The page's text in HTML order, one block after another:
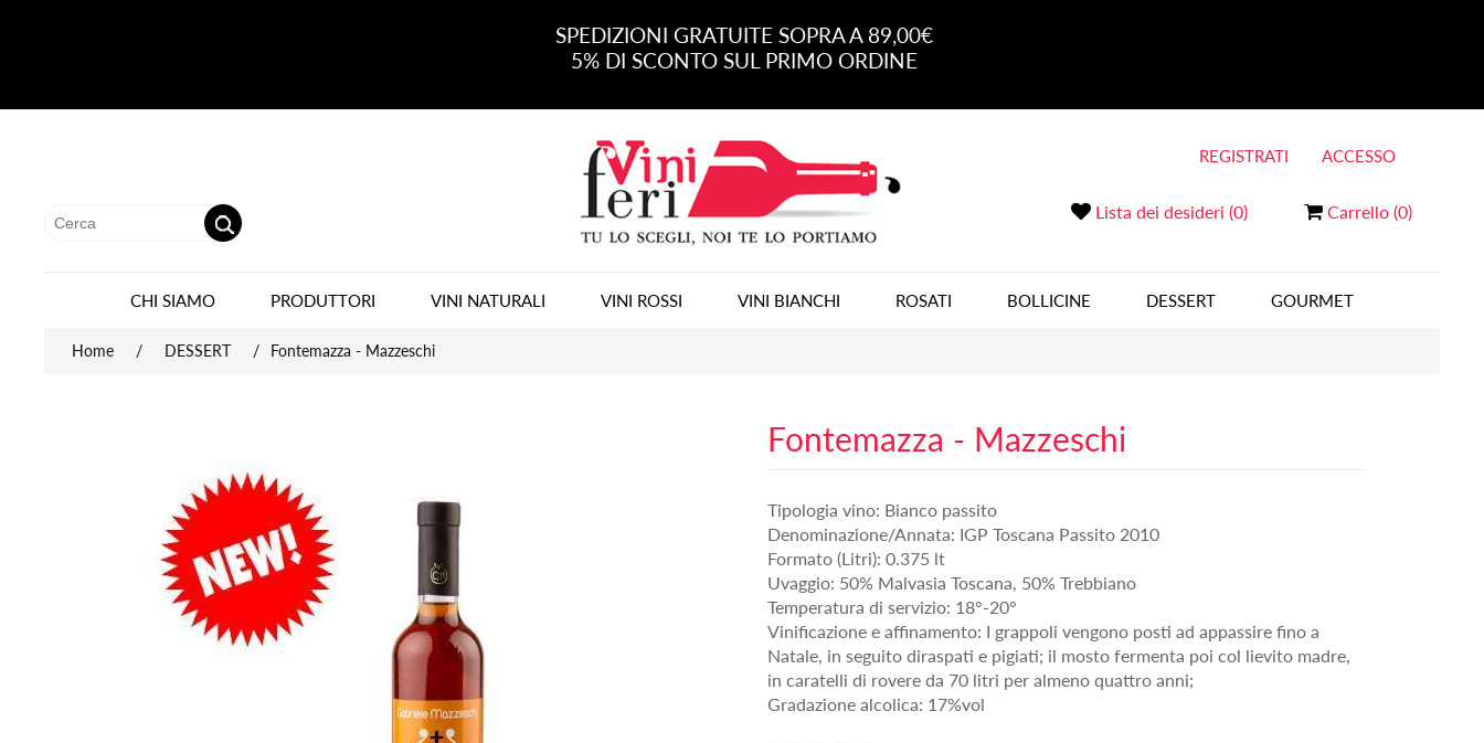
SPEDIZIONI GRATUITE SOPRA A 89,00€
5% DI SCONTO SUL PRIMO ORDINE
Lista dei desideri (0) Carrello (0)
REGISTRATI ACCESSO
CHI SIAMO PRODUTTORI VINI NATURALI VINI ROSSI VINI BIANCHI ROSATI BOLLICINE DESSERT GOURMET
Home / DESSERT / Fontemazza - Mazzeschi
Fontemazza - Mazzeschi
Tipologia vino: Bianco passito
Denominazione/Annata: IGP Toscana Passito 2010
Formato (Litri): 0.375 lt
Uvaggio: 50% Malvasia Toscana, 50% Trebbiano
Temperatura di servizio: 18°-20°
Vinificazione e affinamento: I grappoli vengono posti ad appassire fino a
Natale, in seguito diraspati e pigiati; il mosto fermenta poi col lievito madre,
in caratelli di rovere da 70 litri per almeno quattro anni;
Gradazione alcolica: 17%vol